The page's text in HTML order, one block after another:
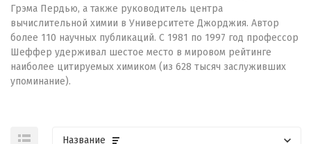
Грэма Пердью, а также руководитель центра
вычислительной химии в Университете Джорджия. Автор
более 110 научных публикаций. С 1981 по 1997 год профессор
Шеффер удерживал шестое место в мировом рейтинге
наиболее цитируемых химиком (из 628 тысяч заслуживших
упоминание).
Название